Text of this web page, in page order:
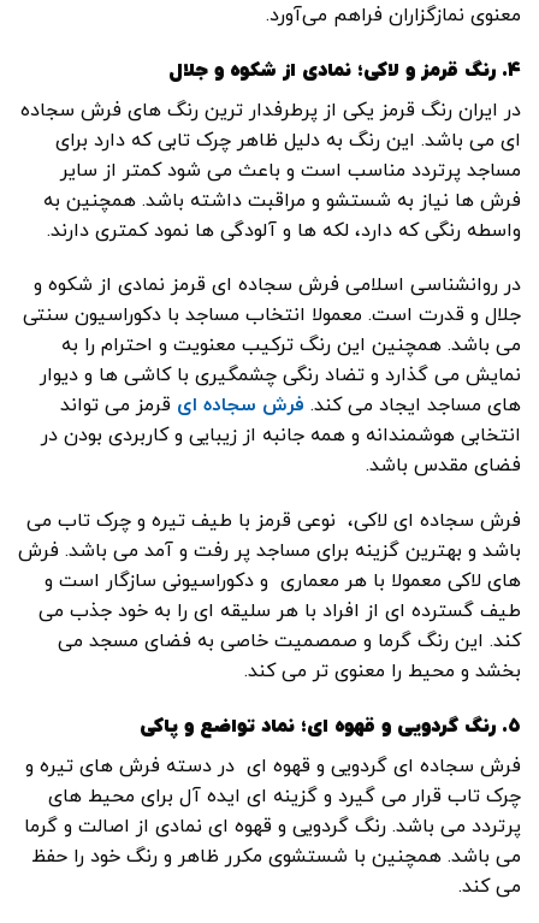
معنوی نمازگزاران فراهم می‌آورد.
۴. رنگ قرمز و لاکی؛ نمادی از شکوه و جلال
در ایران رنگ قرمز یکی از پرطرفدار ترین رنگ های فرش سجاده
ای می باشد. این رنگ به دلیل ظاهر چرک تابی که دارد برای
مساجد پرتردد مناسب است و باعث می شود کمتر از سایر
فرش ها نیاز به شستشو و مراقبت داشته باشد. همچنین به
واسطه رنگی که دارد، لکه ها و آلودگی ها نمود کمتری دارند.
در روانشناسی اسلامی فرش سجاده ای قرمز نمادی از شکوه و
جلال و قدرت است. معمولا انتخاب مساجد با دکوراسیون سنتی
می باشد. همچنین این رنگ ترکیب معنویت و احترام را به
نمایش می گذارد و تضاد رنگی چشمگیری با کاشی ها و دیوار
های مساجد ایجاد می کند. فرش سجاده ای قرمز می تواند
انتخابی هوشمندانه و همه جانبه از زیبایی و کاربردی بودن در
فضای مقدس باشد.
فرش سجاده ای لاکی، نوعی قرمز با طیف تیره و چرک تاب می
باشد و بهترین گزینه برای مساجد پر رفت و آمد می باشد. فرش
های لاکی معمولا با هر معماری و دکوراسیونی سازگار است و
طیف گسترده ای از افراد با هر سلیقه ای را به خود جذب می
کند. این رنگ گرما و صمصمیت خاصی به فضای مسجد می
بخشد و محیط را معنوی تر می کند.
۵. رنگ گردویی و قهوه ای؛ نماد تواضع و پاکی
فرش سجاده ای گردویی و قهوه ای در دسته فرش های تیره و
چرک تاب قرار می گیرد و گزینه ای ایده آل برای محیط های
پرتردد می باشد. رنگ گردویی و قهوه ای نمادی از اصالت و گرما
می باشد. همچنین با شستشوی مکرر ظاهر و رنگ خود را حفظ
می کند.